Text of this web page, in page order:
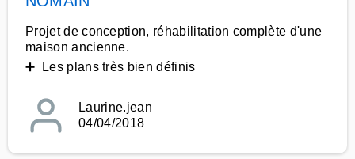
Projet de conception, réhabilitation complète d'une
maison ancienne.
➕ Les plans très bien définis
Laurine.jean
04/04/2018